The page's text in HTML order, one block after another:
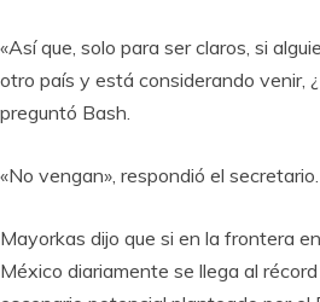
«Así que, solo para ser claros, si
otro país y está considerando venir,
preguntó Bash.
«No vengan», respondió el secretario.
Mayorkas dijo que si en la frontera
México diariamente se llega al